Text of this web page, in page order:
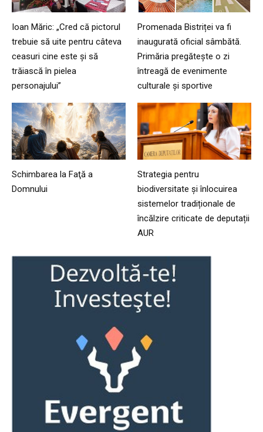
Ioan Măric: „Cred că pictorul
trebuie să uite pentru câteva
ceasuri cine este și să
trăiască în pielea
personajului”
Promenada Bistriței va fi
inaugurată oficial sâmbătă.
Primăria pregătește o zi
întreagă de evenimente
culturale și sportive
Schimbarea la Faţă a
Domnului
Strategia pentru
biodiversitate și înlocuirea
sistemelor tradiționale de
încălzire criticate de deputații
AUR